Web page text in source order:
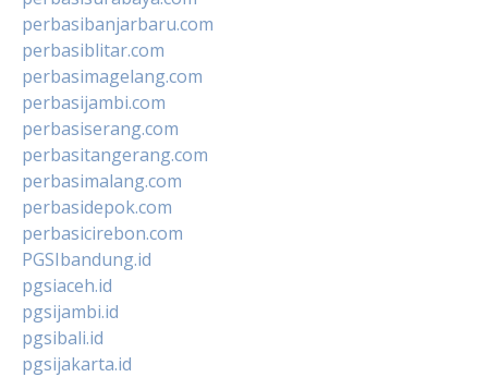
perbasibanjarbaru.com
perbasiblitar.com
perbasimagelang.com
perbasijambi.com
perbasiserang.com
perbasitangerang.com
perbasimalang.com
perbasidepok.com
perbasicirebon.com
PGSIbandung.id
pgsiaceh.id
pgsijambi.id
pgsibali.id
pgsijakarta.id